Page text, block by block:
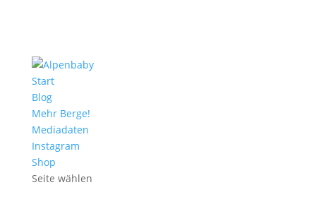
Start
Blog
Mehr Berge!
Mediadaten
Instagram
Shop
Seite wählen